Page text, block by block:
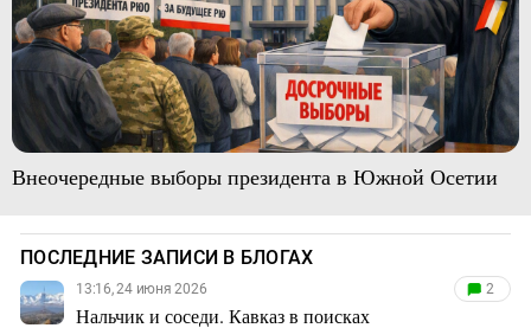
Внеочередные выборы президента в Южной Осетии
ПОСЛЕДНИЕ ЗАПИСИ В БЛОГАХ
13:16, 24 июня 2026
Нальчик и соседи. Кавказ в поисках
2